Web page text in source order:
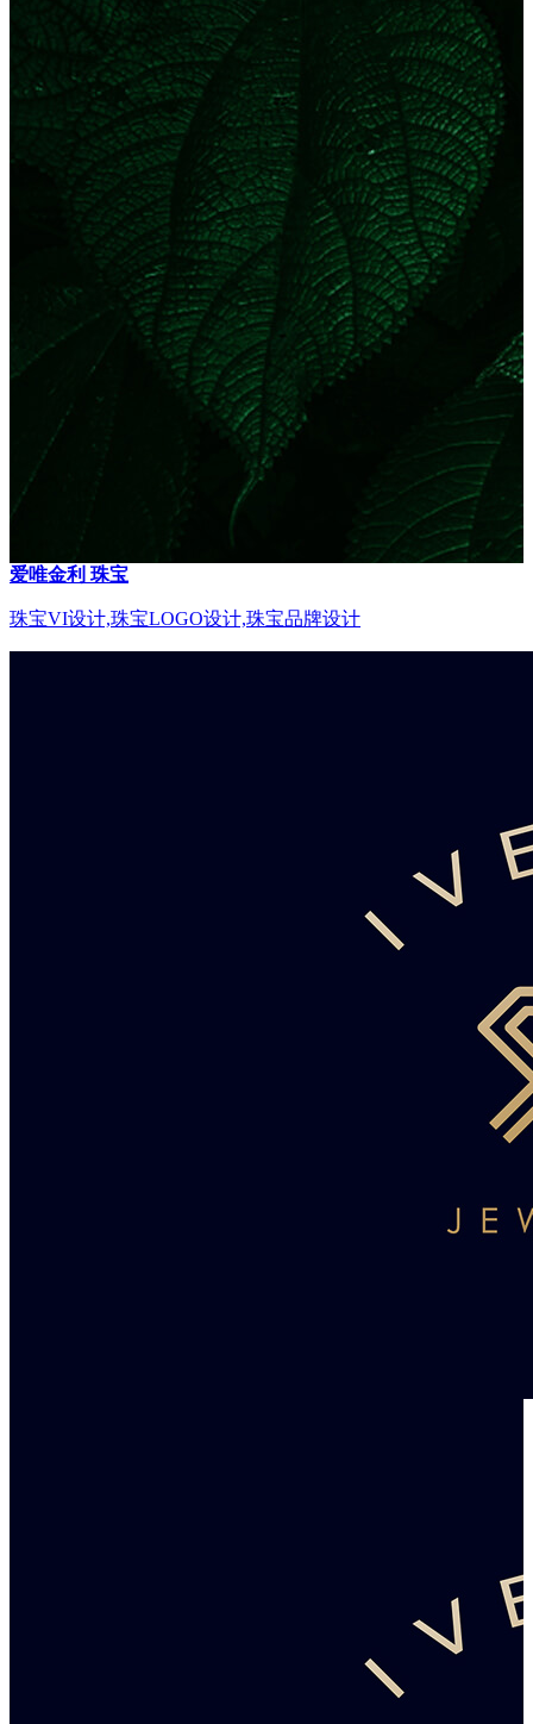
爱唯金利 珠宝
珠宝VI设计,珠宝LOGO设计,珠宝品牌设计